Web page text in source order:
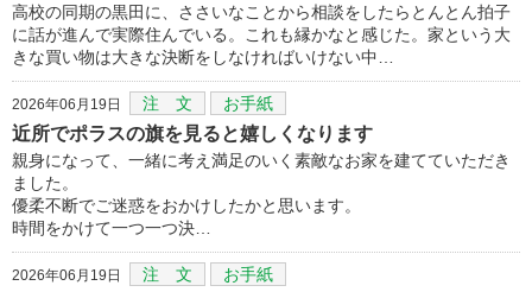
高校の同期の黒田に、ささいなことから相談をしたらとんとん拍子
に話が進んで実際住んでいる。これも縁かなと感じた。家という大
きな買い物は大きな決断をしなければいけない中…
2026年06月19日 注 文 お手紙
近所でポラスの旗を見ると嬉しくなります
親身になって、一緒に考え満足のいく素敵なお家を建てていただき
ました。
優柔不断でご迷惑をおかけしたかと思います。
時間をかけて一つ一つ決…
2026年06月19日 注 文 お手紙